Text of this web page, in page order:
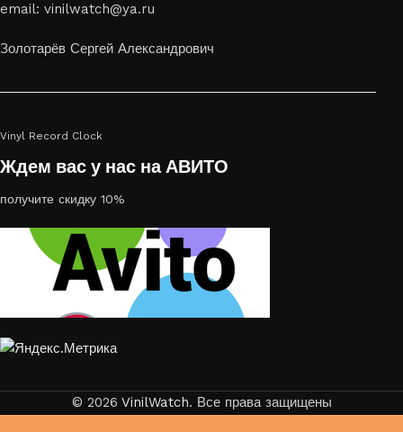
украсить пространство, лазерная гравировка фото по дереву
email: vinilwatch@ya.ru
Золотарёв Сергей Александрович
Vinyl Record Clock
Ждем вас у нас на АВИТО
получите скидку 10%
© 2026 VinilWatch. Все права защищены